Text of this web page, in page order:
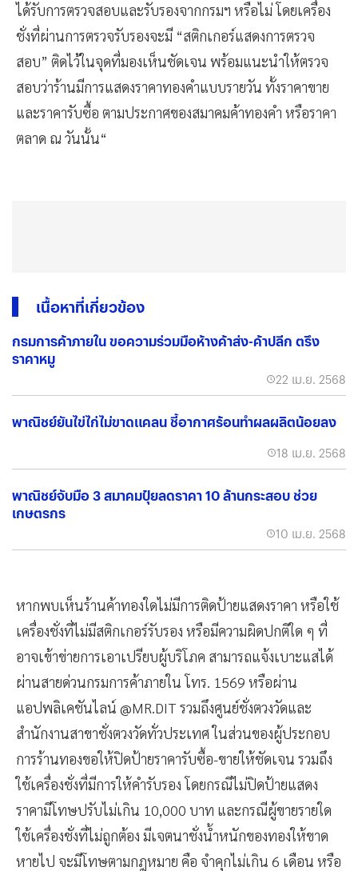
ได้รับการตรวจสอบและรับรองจากกรมฯ หรือไม่ โดยเครื่อง
ชั่งที่ผ่านการตรวจรับรองจะมี “สติกเกอร์แสดงการตรวจ
สอบ” ติดไว้ในจุดที่มองเห็นชัดเจน พร้อมแนะนำให้ตรวจ
สอบว่าร้านมีการแสดงราคาทองคำแบบรายวัน ทั้งราคาขาย
และราคารับซื้อ ตามประกาศของสมาคมค้าทองคำ หรือราคา
ตลาด ณ วันนั้น“
เนื้อหาที่เกี่ยวข้อง
กรมการค้าภายใน ขอความร่วมมือห้างค้าส่ง-ค้าปลีก ตรึง
ราคาหมู
22 เม.ย. 2568
พาณิชย์ยันไข่ไก่ไม่ขาดแคลน ชี้อากาศร้อนทำผลผลิตน้อยลง
18 เม.ย. 2568
พาณิชย์จับมือ 3 สมาคมปุ๋ยลดราคา 10 ล้านกระสอบ ช่วย
เกษตรกร
10 เม.ย. 2568
หากพบเห็นร้านค้าทองใดไม่มีการติดป้ายแสดงราคา หรือใช้
เครื่องชั่งที่ไม่มีสติกเกอร์รับรอง หรือมีความผิดปกติใด ๆ ที่
อาจเข้าข่ายการเอาเปรียบผู้บริโภค สามารถแจ้งเบาะแสได้
ผ่านสายด่วนกรมการค้าภายใน โทร. 1569 หรือผ่าน
แอปพลิเคชันไลน์ @MR.DIT รวมถึงศูนย์ชั่งตวงวัดและ
สำนักงานสาขาชั่งตวงวัดทั่วประเทศ ในส่วนของผู้ประกอบ
การร้านทองขอให้ปิดป้ายราคารับซื้อ-ขายให้ชัดเจน รวมถึง
ใช้เครื่องชั่งที่มีการให้คำรับรอง โดยกรณีไม่ปิดป้ายแสดง
ราคามีโทษปรับไม่เกิน 10,000 บาท และกรณีผู้ขายรายใด
ใช้เครื่องชั่งที่ไม่ถูกต้อง มีเจตนาชั่งน้ำหนักของทองให้ขาด
หายไป จะมีโทษตามกฎหมาย คือ จำคุกไม่เกิน 6 เดือน หรือ